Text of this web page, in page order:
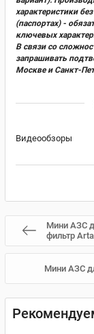
характеристики
(паспортах) -
ключевых
В связи со
запрашивать
Москве и Санкт-
Видеообзоры
Мини АЗС
фильтр
Мини АЗС